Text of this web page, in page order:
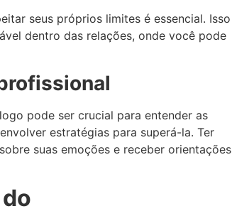
seus próprios limites é essencial. Isso
dentro das relações, onde você pode
pode ser crucial para entender as
estratégias para superá-la. Ter
suas emoções e receber orientações